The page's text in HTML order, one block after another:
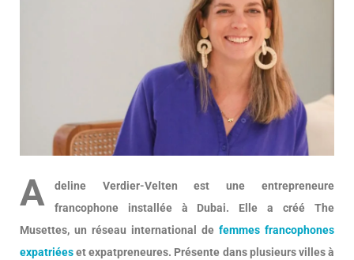
A
deline Verdier-Velten est une entrepreneure
francophone installée à Dubai. Elle a créé The
Musettes, un réseau international de femmes francophones
expatriéeset expatpreneures. Présente dans plusieurs villes à